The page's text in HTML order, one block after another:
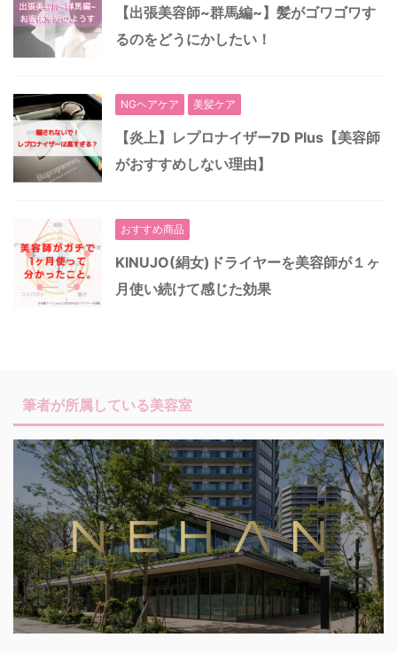
【出張美容師~群馬編~】髪がゴワゴワす
るのをどうにかしたい！
NGヘアケア 美髪ケア
【炎上】レプロナイザー7D Plus【美容師
がおすすめしない理由】
おすすめ商品
KINUJO(絹女)ドライヤーを美容師が１ヶ
月使い続けて感じた効果
筆者が所属している美容室